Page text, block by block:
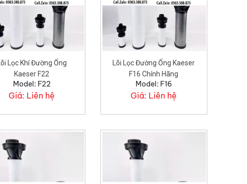
Lõi Lọc Khí Đường Ống
Kaeser F22
Model: F22
Giá: Liên hệ
Lõi Lọc Đường Ống Kaeser
F16 Chính Hãng
Model: F16
Giá: Liên hệ